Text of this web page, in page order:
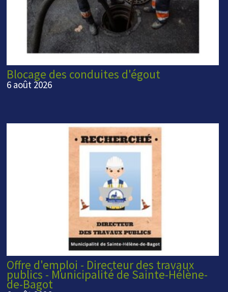
Blocage des conduites d'égout
6 août 2026
Offre d'emploi - Directeur des travaux
publics - Municipalité de Sainte-Hélène-
de-Bagot